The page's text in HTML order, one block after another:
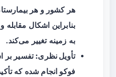
هر کشور و هر
بنابراین اشکال
به زمینه تغییر می‌کند.
تأویل نظری: تفسیر بر
فوکو انجام شده که